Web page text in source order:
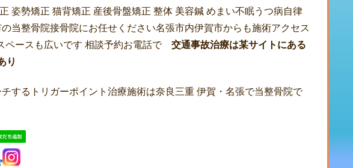
姿勢矯正 猫背矯正 産後骨盤矯正 整体 美容鍼 めまい不眠うつ病自律
当整骨院接骨院にお任せください名張市内伊賀市からも施術アクセス
ペースも広いです 相談予約お電話で 交通事故治療は某サイトにある
り
するトリガーポイント治療施術は奈良三重 伊賀・名張で当整骨院で